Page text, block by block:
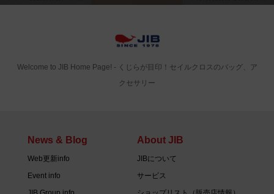
Welcome to JIB Home Page! ‐ くじらが目印！セイルクロスのバッグ、ア
クセサリー
News & Blog
Web更新info
Event info
About JIB
JIBについて
サービス